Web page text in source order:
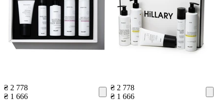
₴ 2 778
₴ 1 666
₴ 2 778
₴ 1 666